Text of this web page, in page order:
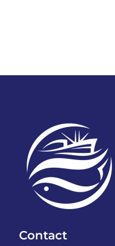
Contact